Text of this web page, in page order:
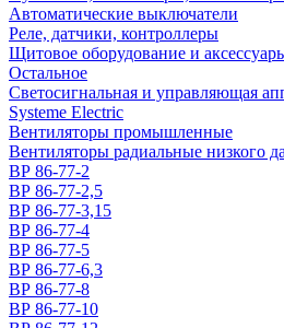
Автоматические выключатели
Реле, датчики, контроллеры
Щитовое оборудование и
Остальное
Светосигнальная и управляющая
Systeme Electric
Вентиляторы промышленные
Вентиляторы радиальные низкого
ВР 86-77-2
ВР 86-77-2,5
ВР 86-77-3,15
ВР 86-77-4
ВР 86-77-5
ВР 86-77-6,3
ВР 86-77-8
ВР 86-77-10